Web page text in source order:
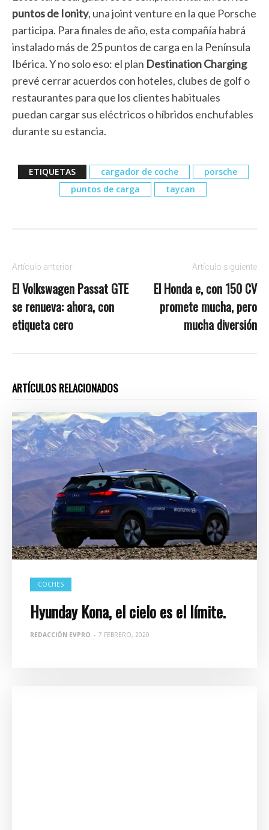
puntos de Ionity, una joint venture en la que Porsche
participa. Para finales de año, esta compañía habrá
instalado más de 25 puntos de carga en la Península
Ibérica. Y no solo eso: el plan Destination Charging
prevé cerrar acuerdos con hoteles, clubes de golf o
restaurantes para que los clientes habituales
puedan cargar sus eléctricos o híbridos enchufables
durante su estancia.
ETIQUETAS cargador de coche
porsche
puntos de carga
taycan
Artículo anterior
El Volkswagen Passat GTE
se renueva: ahora, con
etiqueta cero
Artículo siguiente
El Honda e, con 150 CV
promete mucha, pero
mucha diversión
ARTÍCULOS RELACIONADOS
COCHES
Hyunday Kona, el cielo es el límite.
REDACCIÓN EVPRO - 7 FEBRERO, 2020